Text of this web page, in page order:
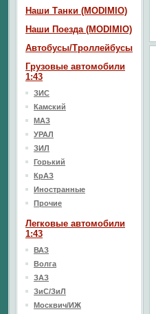
Наши Танки (MODIMIO)
Наши Поезда (MODIMIO)
Автобусы/Троллейбусы
Грузовые автомобили
1:43
ЗИС
Камский
МАЗ
УРАЛ
ЗИЛ
Горький
КрАЗ
Иностранные
Прочие
Легковые автомобили
1:43
ВАЗ
Волга
ЗАЗ
ЗиС/ЗиЛ
Москвич/ИЖ